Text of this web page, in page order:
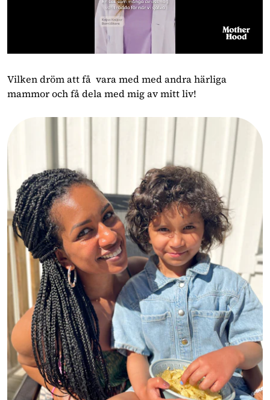
of
minute,
Vilken dröm att få vara med med andra härliga
mammor och få dela med mig av mitt liv!